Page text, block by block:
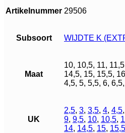
Artikelnummer 29506
Subsoort WIJDTE K
Maat
10, 10,5, 11,
14,5, 15, 15,5,
4,5, 5, 5,5, 6,
UK
2,5, 3, 3,5, 4, 4,5,
9, 9,5, 10, 10,5,
14, 14,5, 15, 15,5